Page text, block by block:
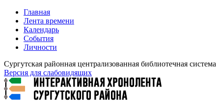
Главная
Лента времени
Календарь
События
Личности
Сургутская районная централизованная библиотечная система
Версия для слабовидящих